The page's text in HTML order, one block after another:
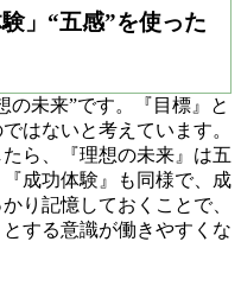
」“五感”を使った
の未来”です。『目標』と
はないと考えています。
ら、『理想の未来』は五
成功体験』も同様で、成
り記憶しておくことで、
する意識が働きやすくな